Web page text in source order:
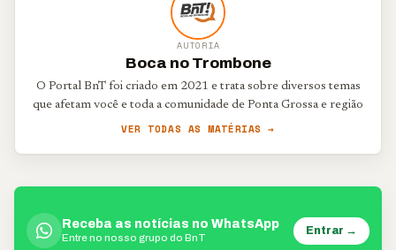
AUTORIA
Boca no Trombone
O Portal BnT foi criado em 2021 e trata sobre diversos temas
que afetam você e toda a comunidade de Ponta Grossa e região
VER TODAS AS MATÉRIAS →
Receba as notícias no WhatsApp
Entre no nosso grupo do BnT
Entrar →